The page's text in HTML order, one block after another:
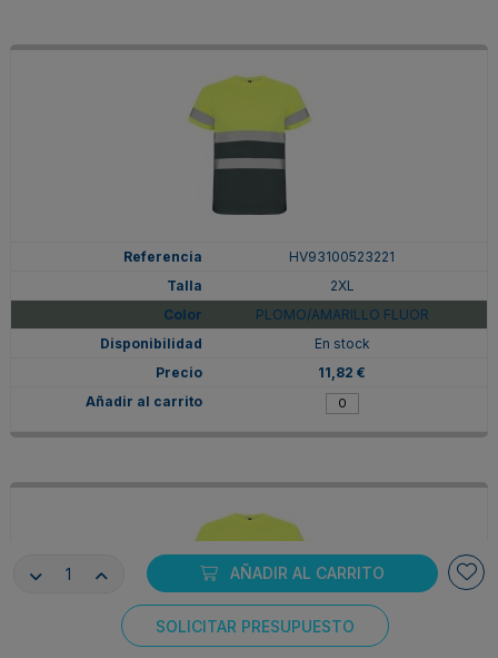
AÑADIR AL CARRITO
SOLICITAR PRESUPUESTO
HV93100523221
2XL
PLOMO/AMARILLO FLUOR
En stock
11,82 €
Consentimiento de cookies